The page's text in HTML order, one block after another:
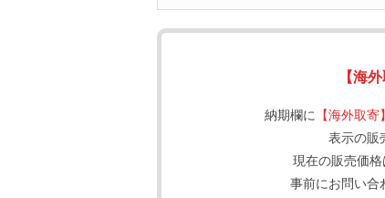
【海
納期欄に 【海外取寄】
表示の販
現在の販売価格
事前にお問い合